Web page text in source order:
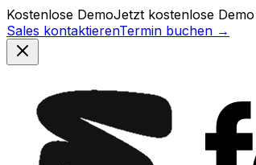
Kostenlose DemoJetzt kostenlose
Sales kontaktierenTermin buchen →